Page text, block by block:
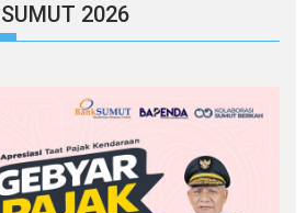
2026